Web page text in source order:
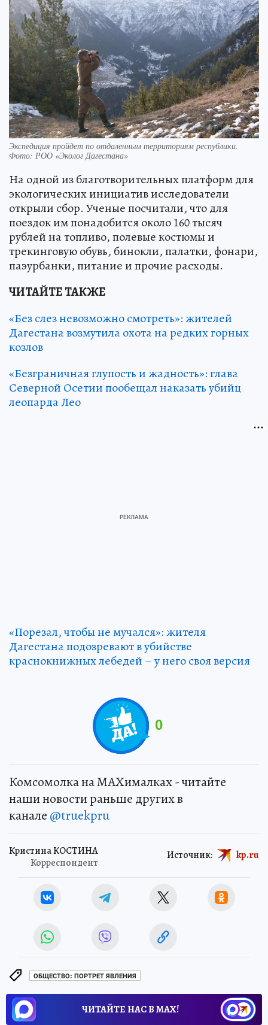
Экспедиция пройдет по отдаленным территориям республики.
Фото: РОО «Эколог Дагестана»
На одной из благотворительных платформ для
экологических инициатив исследователи
открыли сбор. Ученые посчитали, что для
поездок им понадобится около 160 тысяч
рублей на топливо, полевые костюмы и
трекинговую обувь, бинокли, палатки, фонари,
паэурбанки, питание и прочие расходы.
ЧИТАЙТЕ ТАКЖЕ
«Без слез невозможно смотреть»: жителей
Дагестана возмутила охота на редких горных
козлов
«Безграничная глупость и жадность»: глава
Северной Осетии пообещал наказать убийц
леопарда Лео
«Порезал, чтобы не мучался»: жителя
Дагестана подозревают в убийстве
краснокнижных лебедей – у него своя версия
0
Комсомолка на MAXималках - читайте
наши новости раньше других в
канале @truekpru
Кристина КОСТИНА
Корреспондент
Источник: kp.ru
ОБЩЕСТВО: ПОРТРЕТ ЯВЛЕНИЯ
ЧИТАЙТЕ НАС В МАХ!